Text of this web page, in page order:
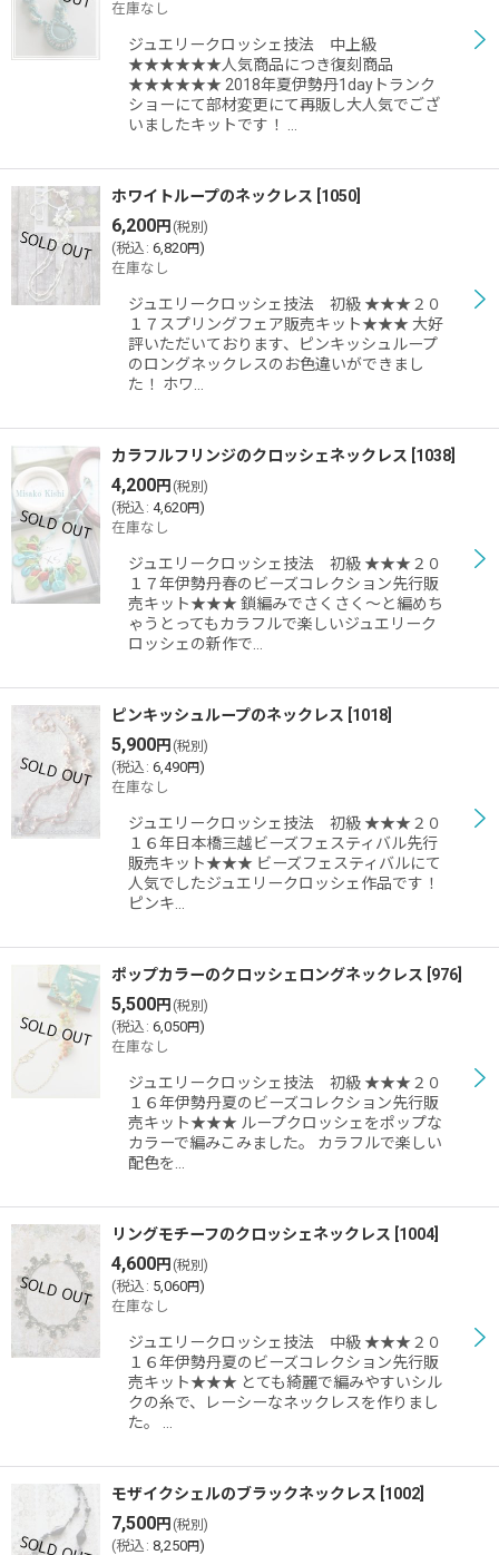
在庫なし
ジュエリークロッシェ技法 中上級
★★★★★★人気商品につき復刻商品
★★★★★★ 2018年夏伊勢丹1dayトランク
ショーにて部材変更にて再販し大人気でござ
いましたキットです！ …
ホワイトループのネックレス 1050
6,200円 (税別)
(税込 : 6,820円)
在庫なし
ジュエリークロッシェ技法 初級 ★★★２０
１７スプリングフェア販売キット★★★ 大好
評いただいております、ピンキッシュループ
のロングネックレスのお色違いができまし
た！ ホワ…
カラフルフリンジのクロッシェネックレス 1038
4,200円 (税別)
(税込 : 4,620円)
在庫なし
ジュエリークロッシェ技法 初級 ★★★２０
１７年伊勢丹春のビーズコレクション先行販
売キット★★★ 鎖編みでさくさく〜と編めち
ゃうとってもカラフルで楽しいジュエリーク
ロッシェの新作で…
ピンキッシュループのネックレス 1018
5,900円 (税別)
(税込 : 6,490円)
在庫なし
ジュエリークロッシェ技法 初級 ★★★２０
１６年日本橋三越ビーズフェスティバル先行
販売キット★★★ ビーズフェスティバルにて
人気でしたジュエリークロッシェ作品です！
ピンキ…
ポップカラーのクロッシェロングネックレス 976
5,500円 (税別)
(税込 : 6,050円)
在庫なし
ジュエリークロッシェ技法 初級 ★★★２０
１６年伊勢丹夏のビーズコレクション先行販
売キット★★★ ループクロッシェをポップな
カラーで編みこみました。 カラフルで楽しい
配色を…
リングモチーフのクロッシェネックレス 1004
4,600円 (税別)
(税込 : 5,060円)
在庫なし
ジュエリークロッシェ技法 中級 ★★★２０
１６年伊勢丹夏のビーズコレクション先行販
売キット★★★ とても綺麗で編みやすいシル
クの糸で、レーシーなネックレスを作りまし
た。 …
モザイクシェルのブラックネックレス 1002
7,500円 (税別)
(税込 : 8,250円)